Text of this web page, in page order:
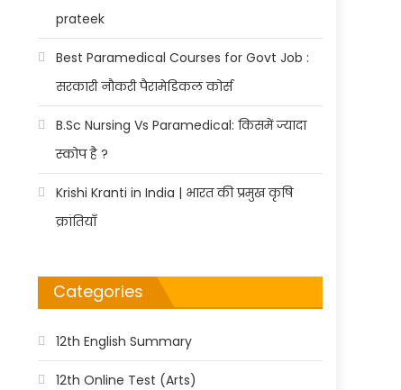
prateek
Best Paramedical Courses for Govt Job :
सरकारी नौकरी पैरामेडिकल कोर्स
B.Sc Nursing Vs Paramedical: किसमें ज्यादा
स्कोप है ?
Krishi Kranti in India | भारत की प्रमुख कृषि
क्रांतियाँ
Categories
12th English Summary
12th Online Test (Arts)